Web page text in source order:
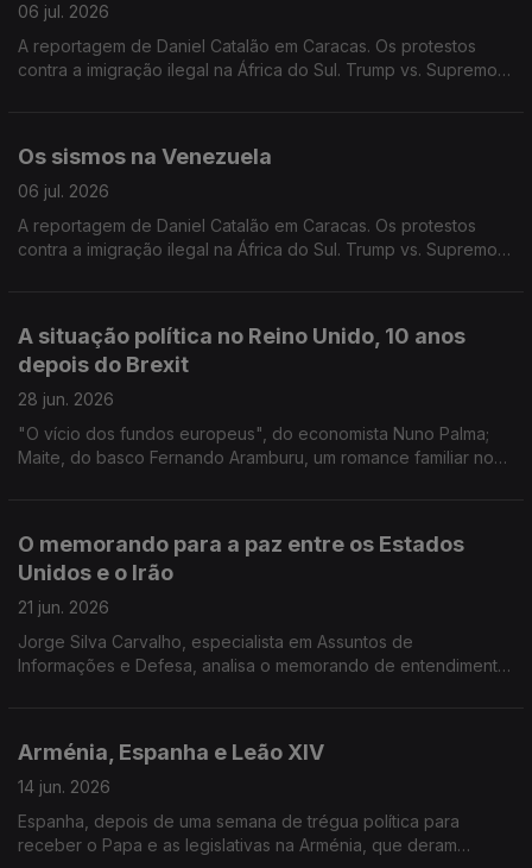
06 jul. 2026
A reportagem de Daniel Catalão em Caracas. Os protestos
contra a imigração ilegal na África do Sul. Trump vs. Supremo
Os sismos na Venezuela
06 jul. 2026
A reportagem de Daniel Catalão em Caracas. Os protestos
contra a imigração ilegal na África do Sul. Trump vs. Supremo
A situação política no Reino Unido, 10 anos
depois do Brexit
28 jun. 2026
"O vício dos fundos europeus", do economista Nuno Palma;
Maite, do basco Fernando Aramburu, um romance familiar nos
O memorando para a paz entre os Estados
Unidos e o Irão
21 jun. 2026
Jorge Silva Carvalho, especialista em Assuntos de
Informações e Defesa, analisa o memorando de entendimento
Arménia, Espanha e Leão XIV
14 jun. 2026
Espanha, depois de uma semana de trégua política para
receber o Papa e as legislativas na Arménia, que deram